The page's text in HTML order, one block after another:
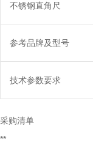
不锈钢直角尺
参考品牌及型号
技术参数要求
采购清单
**